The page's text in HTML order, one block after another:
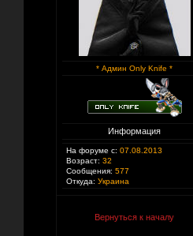
* Админ Only Knife *
Информация
На форуме с: 07.08.2013
Возраст: 32
Сообщения: 577
Откуда: Украина
Вернуться к началу